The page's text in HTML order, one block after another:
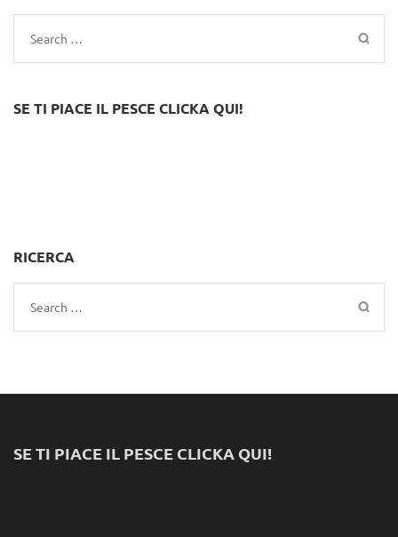
Search
for:
SE TI PIACE IL PESCE CLICKA QUI!
RICERCA
Search
for:
SE TI PIACE IL PESCE CLICKA QUI!